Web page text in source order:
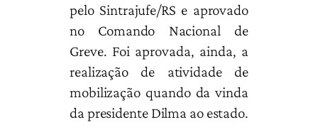
pelo Sintrajufe/RS e aprovado
no Comando Nacional de
Greve. Foi aprovada, ainda, a
realização de atividade de
mobilização quando da vinda
da presidente Dilma ao estado.